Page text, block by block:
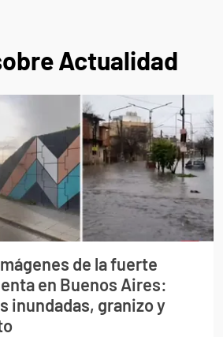
Actualidad
de la fuerte
en Buenos Aires:
inundadas, granizo y